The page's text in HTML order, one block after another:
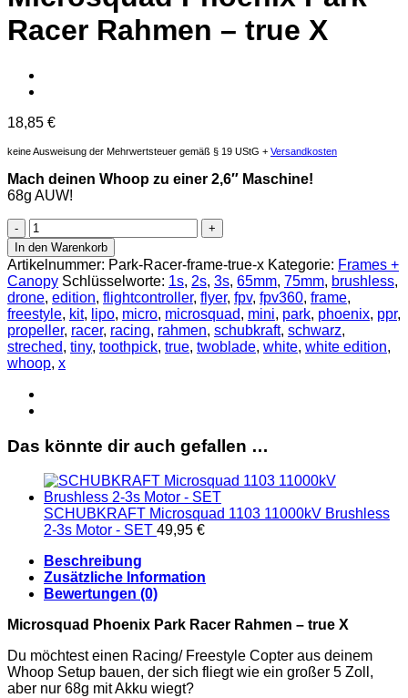
Racer Rahmen – true X
18,85 €
keine Ausweisung der Mehrwertsteuer gemäß § 19 UStG + Versandkosten
Mach deinen Whoop zu einer 2,6″ Maschine!
68g AUW!
Microsquad
Phoenix
Park
Racer
Rahmen
-
true
X
Menge
In den Warenkorb
Artikelnummer: Park-Racer-frame-true-x Kategorie: Frames +
Canopy Schlüsselworte: 1s, 2s, 3s, 65mm, 75mm, brushless,
drone, edition, flightcontroller, flyer, fpv, fpv360, frame,
freestyle, kit, lipo, micro, microsquad, mini, park, phoenix, ppr,
propeller, racer, racing, rahmen, schubkraft, schwarz,
streched, tiny, toothpick, true, twoblade, white, white edition,
whoop, x
Das könnte dir auch gefallen …
SCHUBKRAFT Microsquad 1103 11000kV Brushless
2-3s Motor - SET 49,95 €
Beschreibung
Zusätzliche Information
Bewertungen (0)
Microsquad Phoenix Park Racer Rahmen – true X
Du möchtest einen Racing/ Freestyle Copter aus deinem
Whoop Setup bauen, der sich fliegt wie ein großer 5 Zoll,
aber nur 68g mit Akku wiegt?